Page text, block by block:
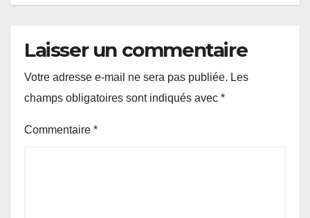
Laisser un commentaire
Votre adresse e-mail ne sera pas publiée. Les
champs obligatoires sont indiqués avec *
Commentaire *